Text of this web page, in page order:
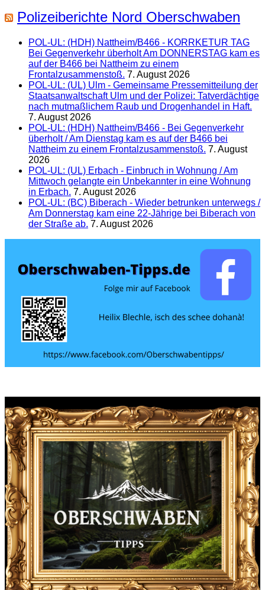
Polizeiberichte Nord Oberschwaben
POL-UL: (HDH) Nattheim/B466 - KORRKETUR TAG
Bei Gegenverkehr überholt Am DONNERSTAG kam es
auf der B466 bei Nattheim zu einem
Frontalzusammenstoß. 7. August 2026
POL-UL: (UL) Ulm - Gemeinsame Pressemitteilung der
Staatsanwaltschaft Ulm und der Polizei: Tatverdächtige
nach mutmaßlichem Raub und Drogenhandel in Haft.
7. August 2026
POL-UL: (HDH) Nattheim/B466 - Bei Gegenverkehr
überholt / Am Dienstag kam es auf der B466 bei
Nattheim zu einem Frontalzusammenstoß. 7. August
2026
POL-UL: (UL) Erbach - Einbruch in Wohnung / Am
Mittwoch gelangte ein Unbekannter in eine Wohnung
in Erbach. 7. August 2026
POL-UL: (BC) Biberach - Wieder betrunken unterwegs /
Am Donnerstag kam eine 22-Jährige bei Biberach von
der Straße ab. 7. August 2026